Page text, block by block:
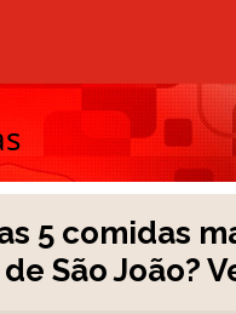
5 comidas
São João?